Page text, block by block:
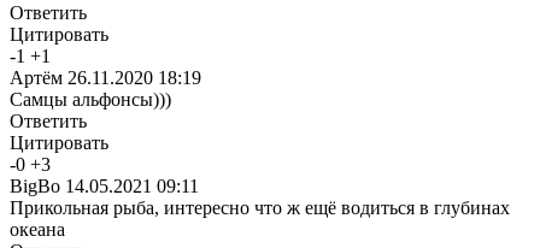
Ответить
Цитировать
-1 +1
Артём 26.11.2020 18:19
Самцы альфонсы)))
Ответить
Цитировать
-0 +3
BigBo 14.05.2021 09:11
Прикольная рыба, интересно что ж ещё водиться в глубинах
океана